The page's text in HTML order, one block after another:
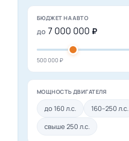
БЮДЖЕТ НА АВТО
до 7 000 000 ₽
500 000 ₽
МОЩНОСТЬ ДВИГАТЕЛЯ
до 160 л.с.
160–250 л.с.
свыше 250 л.с.